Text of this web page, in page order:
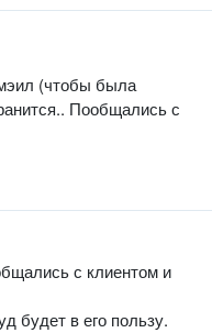
(чтобы была
Пообщались с
с клиентом и
будет в его пользу.